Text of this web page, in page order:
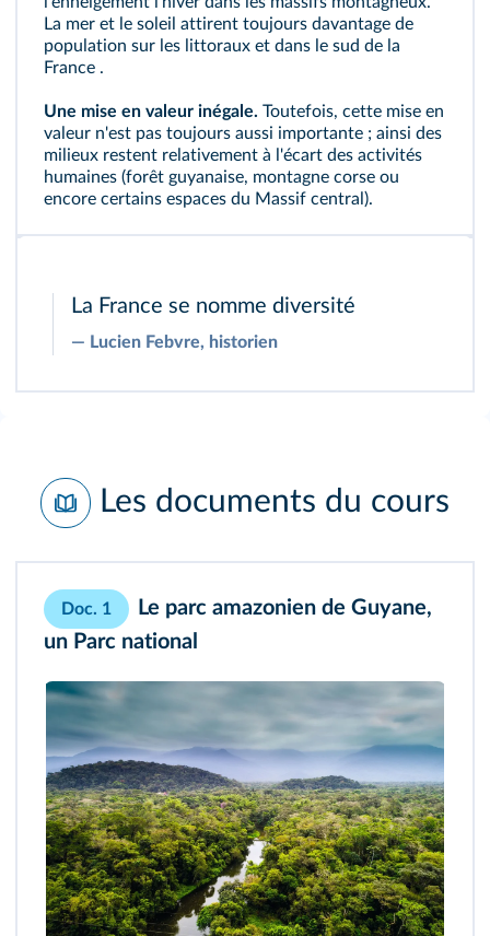
La mer et le soleil attirent toujours davantage de
population sur les littoraux et dans le sud de la
France .
Une mise en valeur inégale. Toutefois, cette mise en
valeur n'est pas toujours aussi importante ; ainsi des
milieux restent relativement à l'écart des activités
humaines (forêt guyanaise, montagne corse ou
encore certains espaces du Massif central).
La France se nomme diversité
― Lucien Febvre, historien
Les documents du cours
Doc. 1
Le parc amazonien de Guyane,
un Parc national